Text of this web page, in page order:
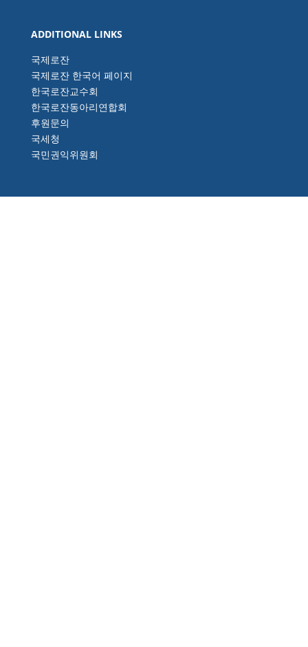
ADDITIONAL LINKS
국제로잔
국제로잔 한국어 페이지
한국로잔교수회
한국로잔동아리연합회
후원문의
국세청
국민권익위원회